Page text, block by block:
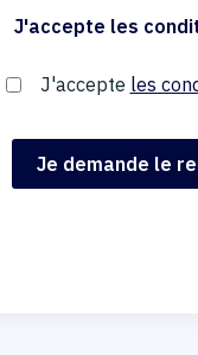
J'accepte les
J'accepte les